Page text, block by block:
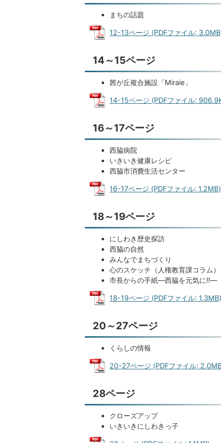
まちの話題
12-13ページ (PDFファイル:
14～15ページ
茜が丘複合施設「Miraie」
14-15ページ (PDFファイル:
16～17ページ
西脇病院
いきいき健康レシピ
西脇市消費生活センター
16-17ページ (PDFファイル: 1.2MB)
18～19ページ
にしわき歴史探訪
西脇の自然
みんなでまちづくり
心のスケッチ（人権教育課コラム）
市長からの手紙―西脇を元気に!!―
18-19ページ (PDFファイル: 1.3MB)
20～27ページ
くらしの情報
20-27ページ (PDFファイル:
28ページ
クローズアップ
いきいきにしわきっ子